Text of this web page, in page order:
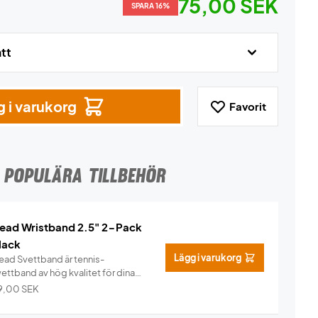
SPARA 16% 75,00 SEK
i varukorg Favorit
POPULÄRA TILLBEHÖR
Wristband 2.5" 2-Pack
Svettband är tennis-
av hög kvalitet för dina
Info
SEK
Lägg i varukorg